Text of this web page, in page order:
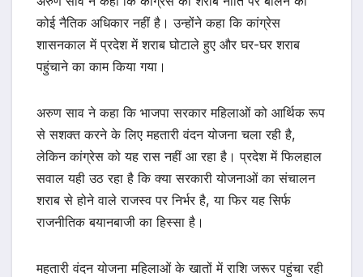
कोई नैतिक अधिकार नहीं है। उन्होंने कहा कि कांग्रेस
शासनकाल में प्रदेश में शराब घोटाले हुए और घर-घर शराब
पहुंचाने का काम किया गया।
अरुण साव ने कहा कि भाजपा सरकार महिलाओं को आर्थिक रूप
से सशक्त करने के लिए महतारी वंदन योजना चला रही है,
लेकिन कांग्रेस को यह रास नहीं आ रहा है। प्रदेश में फिलहाल
सवाल यही उठ रहा है कि क्या सरकारी योजनाओं का संचालन
शराब से होने वाले राजस्व पर निर्भर है, या फिर यह सिर्फ
राजनीतिक बयानबाजी का हिस्सा है।
महतारी वंदन योजना महिलाओं के खातों में राशि जरूर पहुंचा रही